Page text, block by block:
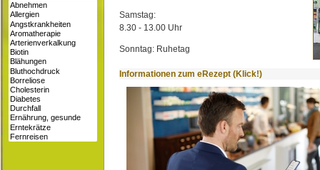
Samstag:
8.30 - 13.00 Uhr
Sonntag: Ruhetag
Informationen zum eRezept (Klick!)